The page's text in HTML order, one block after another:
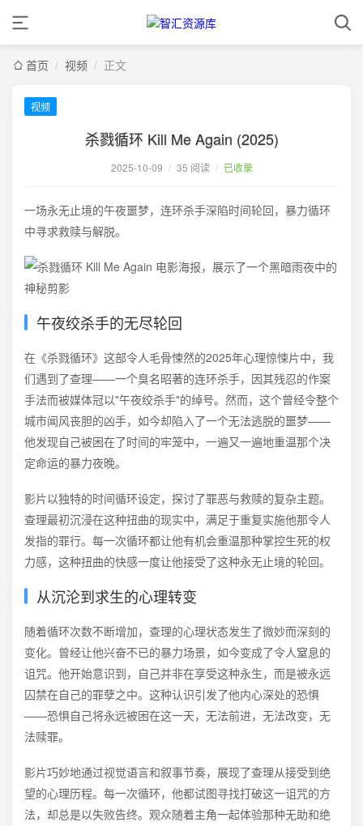
首页 / 视频 / 正文
视频
杀戮循环 Kill Me Again (2025)
2025-10-09 / 35 阅读 / 已收录
一场永无止境的午夜噩梦，连环杀手深陷时间轮回，暴力循环
中寻求救赎与解脱。
午夜绞杀手的无尽轮回
在《杀戮循环》这部令人毛骨悚然的2025年心理惊悚片中，我
们遇到了查理——一个臭名昭著的连环杀手，因其残忍的作案
手法而被媒体冠以"午夜绞杀手"的绰号。然而，这个曾经令整个
城市闻风丧胆的凶手，如今却陷入了一个无法逃脱的噩梦——
他发现自己被困在了时间的牢笼中，一遍又一遍地重温那个决
定命运的暴力夜晚。
影片以独特的时间循环设定，探讨了罪恶与救赎的复杂主题。
查理最初沉浸在这种扭曲的现实中，满足于重复实施他那令人
发指的罪行。每一次循环都让他有机会重温那种掌控生死的权
力感，这种扭曲的快感一度让他接受了这种永无止境的轮回。
从沉沦到求生的心理转变
随着循环次数不断增加，查理的心理状态发生了微妙而深刻的
变化。曾经让他兴奋不已的暴力场景，如今变成了令人窒息的
诅咒。他开始意识到，自己并非在享受这种永生，而是被永远
囚禁在自己的罪孽之中。这种认识引发了他内心深处的恐惧
——恐惧自己将永远被困在这一天，无法前进，无法改变，无
法赎罪。
影片巧妙地通过视觉语言和叙事节奏，展现了查理从接受到绝
望的心理历程。每一次循环，他都试图寻找打破这一诅咒的方
法，却总是以失败告终。观众随着主角一起体验那种无助和绝